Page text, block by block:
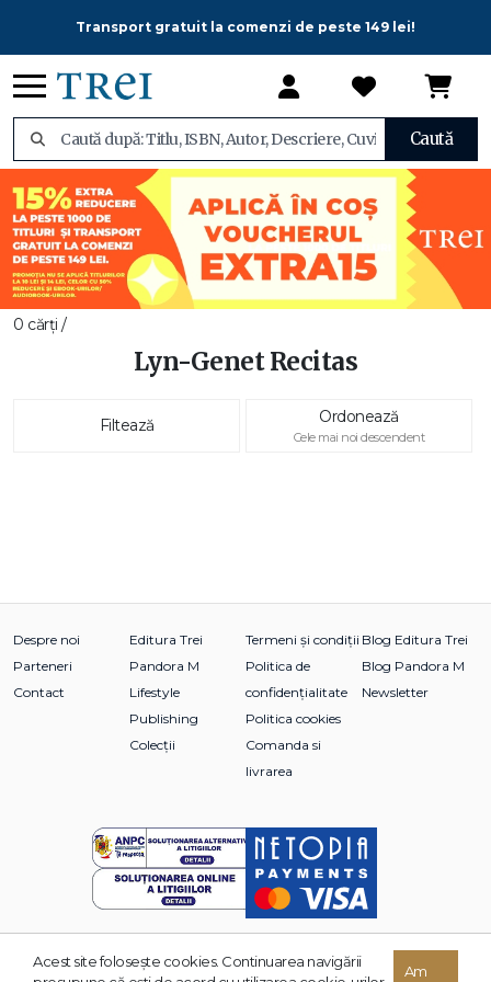
Transport gratuit la comenzi de peste 149 lei!
Caută
0 cărți /
Lyn-Genet Recitas
Filtează Ordonează
Cele mai noi descendent
Despre noi
Parteneri
Contact
Editura Trei
Pandora M
Lifestyle
Publishing
Colecții
Termeni și condiții
Politica de
confidențialitate
Politica cookies
Comanda si
livrarea
Blog Editura Trei
Blog Pandora M
Newsletter
© 2026 Grupul Editorial TREI. Toate drepturile rezervate.
Acest site foloseşte cookies. Continuarea navigării
Am